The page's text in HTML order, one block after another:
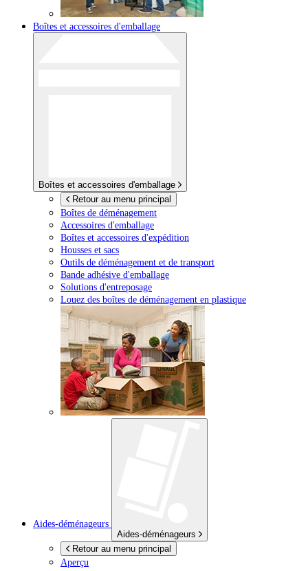
Boîtes et accessoires d'emballage
Boîtes et accessoires d'emballage
Retour au menu principal
Boîtes de déménagement
Accessoires d'emballage
Boîtes et accessoires d'expédition
Housses et sacs
Outils de déménagement et de transport
Bande adhésive d'emballage
Solutions d'entreposage
Louez des boîtes de déménagement en plastique
Aides-déménageurs
Aides-déménageurs
Retour au menu principal
Aperçu